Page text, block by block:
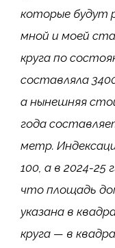
которые будут
мной и моей
круга по
составляла
а нынешняя
года
метр.
100, а в 2024-
что площадь
указана в
круга — в